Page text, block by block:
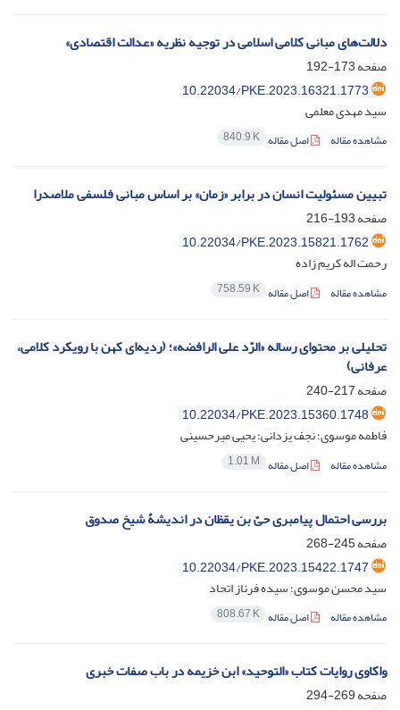
دلالت‌های مبانی کلامی اسلامی در توجیه نظریه «عدالت اقتصادی»
صفحه173-192
10.22034/PKE.2023.16321.1773
سید مهدی معلمی
مشاهده مقاله اصل مقاله 840.9 K
تبیین مسئولیت انسان در برابر «زمان» بر اساس مبانی فلسفی ملاصدرا
صفحه193-216
10.22034/PKE.2023.15821.1762
رحمت اله کریم زاده
مشاهده مقاله اصل مقاله 758.59 K
تحلیلی بر محتوای رساله «الرّد علی الرافضه»؛ (ردیه‌ای کهن با رویکرد کلامی،
عرفانی)
صفحه217-240
10.22034/PKE.2023.15360.1748
فاطمه موسوی؛ نجف یزدانی؛ یحیی میرحسینی
مشاهده مقاله اصل مقاله 1.01 M
بررسی احتمال پیامبری حیّ بن یقظان در اندیشۀ شیخ صدوق
صفحه245-268
10.22034/PKE.2023.15422.1747
سید محسن موسوی؛ سیده فرناز اتحاد
مشاهده مقاله اصل مقاله 808.67 K
واکاوی روایات کتاب «التوحید» ابن خزیمه در باب صفات خبری
صفحه269-294